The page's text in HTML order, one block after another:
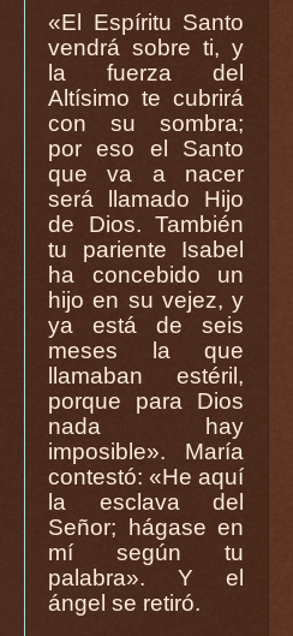
«El Espíritu Santo
vendrá sobre ti, y
la fuerza del
Altísimo te cubrirá
con su sombra;
por eso el Santo
que va a nacer
será llamado Hijo
de Dios. También
tu pariente Isabel
ha concebido un
hijo en su vejez, y
ya está de seis
meses la que
llamaban estéril,
porque para Dios
nada hay
imposible». María
contestó: «He aquí
la esclava del
Señor; hágase en
mí según tu
palabra». Y el
ángel se retiró.